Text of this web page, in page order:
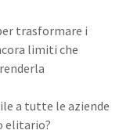
trasformare i
limiti che
a tutte le aziende
elitario?